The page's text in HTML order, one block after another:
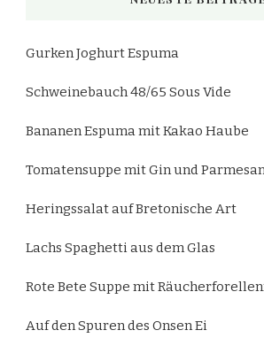
Gurken Joghurt Espuma
Schweinebauch 48/65 Sous Vide
Bananen Espuma mit Kakao Haube
Tomatensuppe mit Gin und
Heringssalat auf Bretonische Art
Lachs Spaghetti aus dem Glas
Rote Bete Suppe mit
Auf den Spuren des Onsen Ei